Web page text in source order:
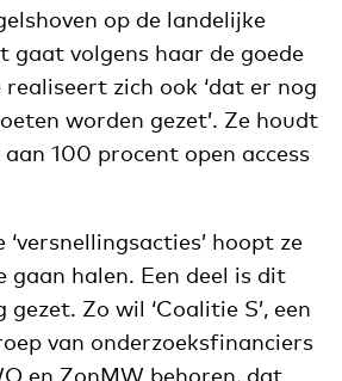
op de landelijke
gaat volgens haar de goede
zich ook ‘dat er nog
worden gezet’. Ze houdt
100 procent open access
hoopt ze
gaan halen. Een deel is dit
Zo wil ‘Coalitie S’, een
van onderzoeksfinanciers
en ZonMW behoren, dat